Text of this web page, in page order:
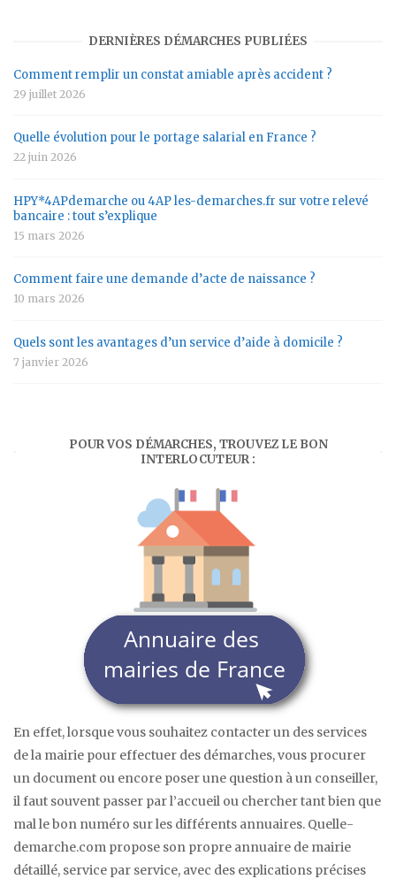
DERNIÈRES DÉMARCHES PUBLIÉES
Comment remplir un constat amiable après accident ?
29 juillet 2026
Quelle évolution pour le portage salarial en France ?
22 juin 2026
HPY*4APdemarche ou 4AP les-demarches.fr sur votre relevé
bancaire : tout s’explique
15 mars 2026
Comment faire une demande d’acte de naissance ?
10 mars 2026
Quels sont les avantages d’un service d’aide à domicile ?
7 janvier 2026
POUR VOS DÉMARCHES, TROUVEZ LE BON
INTERLOCUTEUR :
En effet, lorsque vous souhaitez contacter un des services
de la mairie pour effectuer des démarches, vous procurer
un document ou encore poser une question à un conseiller,
il faut souvent passer par l’accueil ou chercher tant bien que
mal le bon numéro sur les différents annuaires. Quelle-
demarche.com propose son propre annuaire de mairie
détaillé, service par service, avec des explications précises